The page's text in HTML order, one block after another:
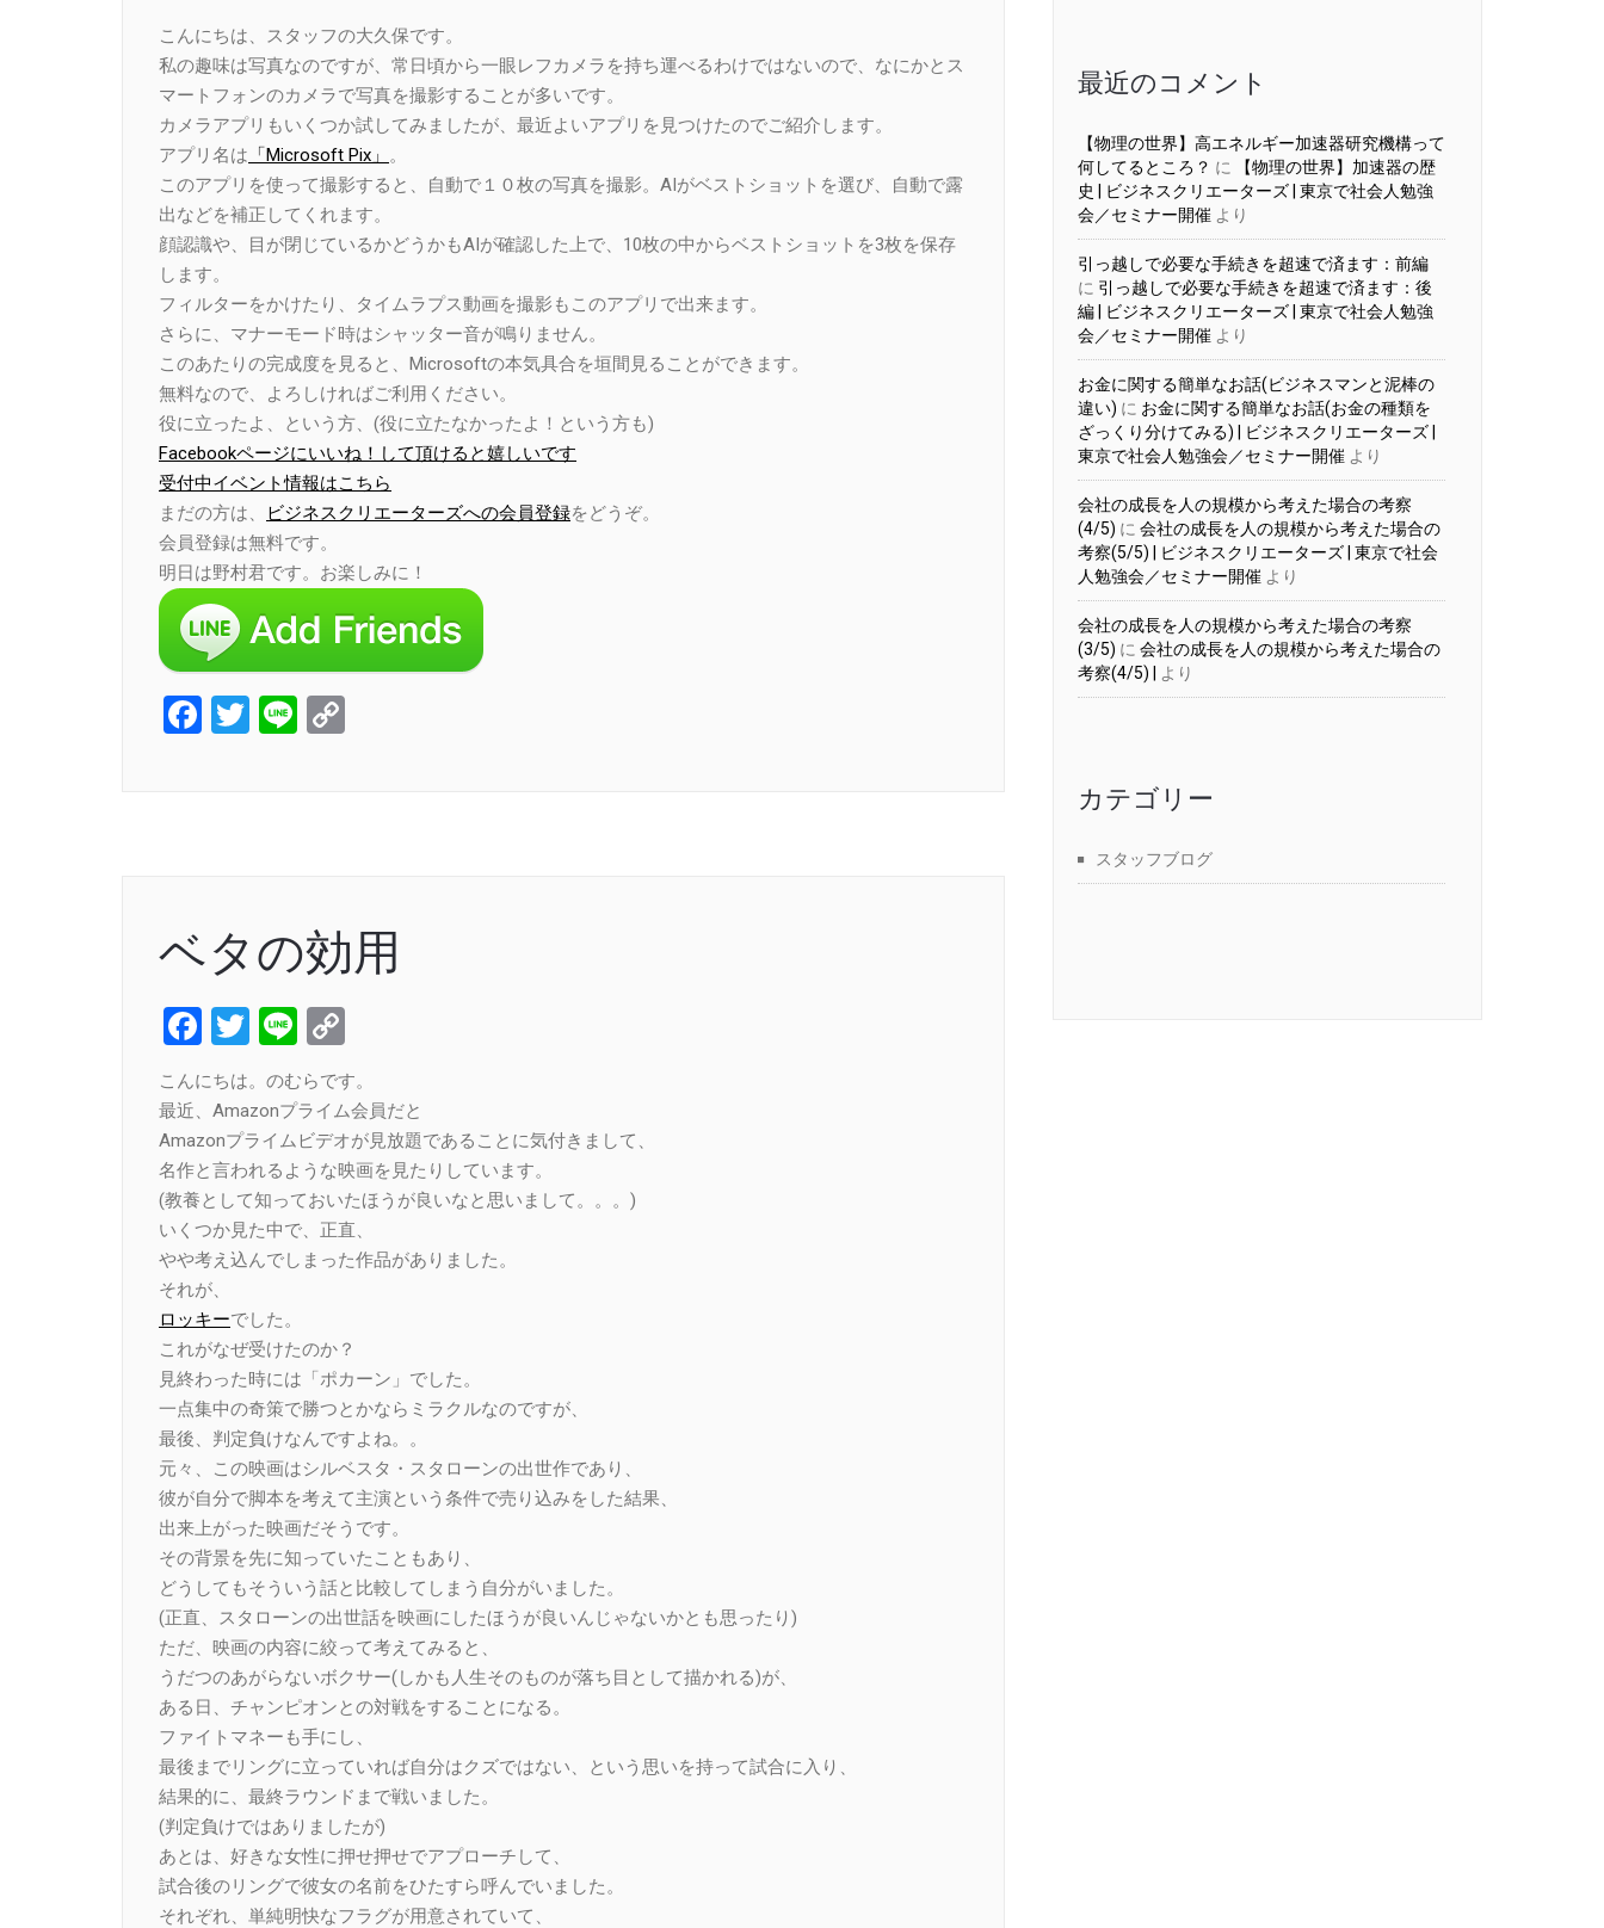
こんにちは、スタッフの大久保です。
私の趣味は写真なのですが、常日頃から一眼レフカメラを持ち運べるわけではないので、なにかとス
マートフォンのカメラで写真を撮影することが多いです。
カメラアプリもいくつか試してみましたが、最近よいアプリを見つけたのでご紹介します。
アプリ名は 「Microsoft Pix」 。
このアプリを使って撮影すると、自動で１０枚の写真を撮影。AIがベストショットを選び、自動で露
出などを補正してくれます。
顔認識や、目が閉じているかどうかもAIが確認した上で、10枚の中からベストショットを3枚を保存
します。
フィルターをかけたり、タイムラプス動画を撮影もこのアプリで出来ます。
さらに、マナーモード時はシャッター音が鳴りません。
このあたりの完成度を見ると、Microsoftの本気具合を垣間見ることができます。
無料なので、よろしければご利用ください。
役に立ったよ、という方、(役に立たなかったよ！という方も)
Facebookページにいいね！して頂けると嬉しいです
受付中イベント情報はこちら
まだの方は、
ビジネスクリエーターズへの会員登録をどうぞ。
会員登録は無料です。
明日は野村君です。お楽しみに！
Facebook
Twitter
Line
ベタの効用
Facebook
Twitter
Line
Link
こんにちは。のむらです。
最近、Amazonプライム会員だと
Amazonプライムビデオが見放題であることに気付きまして、
名作と言われるような映画を見たりしています。
(教養として知っておいたほうが良いなと思いまして。。。)
いくつか見た中で、正直、
やや考え込んでしまった作品がありました。
それが、
ロッキーでした。
これがなぜ受けたのか？
見終わった時には「ポカーン」でした。
一点集中の奇策で勝つとかならミラクルなのですが、
最後、判定負けなんですよね。。
元々、この映画はシルベスタ・スタローンの出世作であり、
彼が自分で脚本を考えて主演という条件で売り込みをした結果、
出来上がった映画だそうです。
その背景を先に知っていたこともあり、
どうしてもそういう話と比較してしまう自分がいました。
(正直、スタローンの出世話を映画にしたほうが良いんじゃないかとも思ったり)
ただ、映画の内容に絞って考えてみると、
うだつのあがらないボクサー(しかも人生そのものが落ち目として描かれる)が、
ある日、チャンピオンとの対戦をすることになる。
ファイトマネーも手にし、
最後までリングに立っていれば自分はクズではない、という思いを持って試合に入り、
結果的に、最終ラウンドまで戦いました。
(判定負けではありましたが)
あとは、好きな女性に押せ押せでアプローチして、
試合後のリングで彼女の名前をひたすら呼んでいました。
それぞれ、単純明快なフラグが用意されていて、
最近のコメント
【物理の世界】高エネルギー加速器研究機構って
何してるところ？ に
【物理の世界】加速器の歴
史 | ビジネスクリエーターズ | 東京で社会人勉強
会／セミナー開催 より
引っ越しで必要な手続きを超速で済ます：前編
に 引っ越しで必要な手続きを超速で済ます：後
編 | ビジネスクリエーターズ | 東京で社会人勉強
会／セミナー開催 より
お金に関する簡単なお話(ビジネスマンと泥棒の
違い) に お金に関する簡単なお話(お金の種類を
ざっくり分けてみる) | ビジネスクリエーターズ |
東京で社会人勉強会／セミナー開催 より
会社の成長を人の規模から考えた場合の考察
(4/5) に 会社の成長を人の規模から考えた場合の
考察(5/5) | ビジネスクリエーターズ | 東京で社会
人勉強会／セミナー開催 より
会社の成長を人の規模から考えた場合の考察
(3/5) に 会社の成長を人の規模から考えた場合の
考察(4/5) |
より
カテゴリー
スタッフブログ